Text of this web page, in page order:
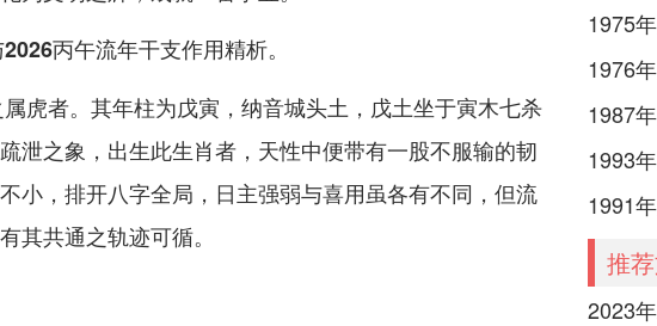
丙午流年干支作用精析。
虎者。其年柱为戊寅，纳音城头土，戊土坐于寅木七杀
泄之象，出生此生肖者，天性中便带有一股不服输的韧
小，排开八字全局，日主强弱与喜用虽各有不同，但流
其共通之轨迹可循。
推